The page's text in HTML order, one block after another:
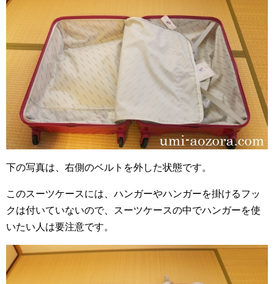
下の写真は、右側のベルトを外した状態です。
このスーツケースには、ハンガーやハンガーを掛けるフッ
クは付いていないので、スーツケースの中でハンガーを使
いたい人は要注意です。